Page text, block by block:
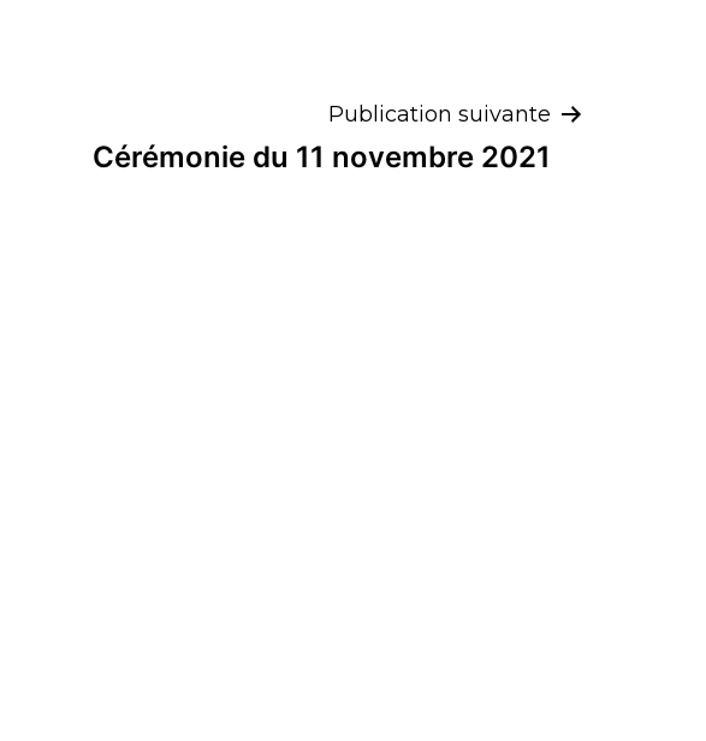
Publication suivante
Cérémonie du 11 novembre 2021